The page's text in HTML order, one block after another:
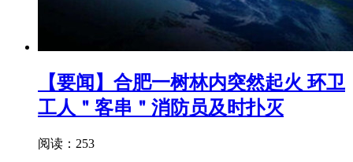
【要闻】合肥一树林内突然起火 环卫
工人＂客串＂消防员及时扑灭
阅读：253